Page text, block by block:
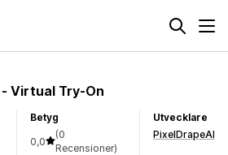
Virtual Try‑On
Betyg
0,0
(0
Recensioner)
Utvecklare
PixelDrapeAI